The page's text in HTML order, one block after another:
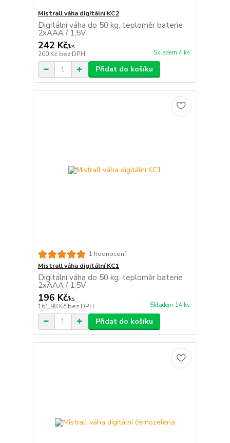
Mistrall váha digitální KC2
Digitální váha do 50 kg. teploměr baterie
2xAAA / 1,5V
242 Kč/ks
200 Kč bez DPH Skladem 4 ks
Přidat do košíku
1 hodnocení
Mistrall váha digitální KC1
Digitální váha do 50 kg. teploměr baterie
2xAAA / 1,5V
196 Kč/ks
161,98 Kč bez DPH Skladem 14 ks
Přidat do košíku